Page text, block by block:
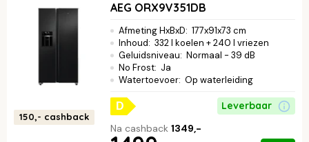
150,- cashback
AEG ORX9V351DB
Afmeting HxBxD: 177x91x73 cm
Inhoud: 332 l koelen + 240 l vriezen
Geluidsniveau: Normaal - 39 dB
No Frost: Ja
Watertoevoer: Op waterleiding
D Leverbaar
Na cashback 1349,-